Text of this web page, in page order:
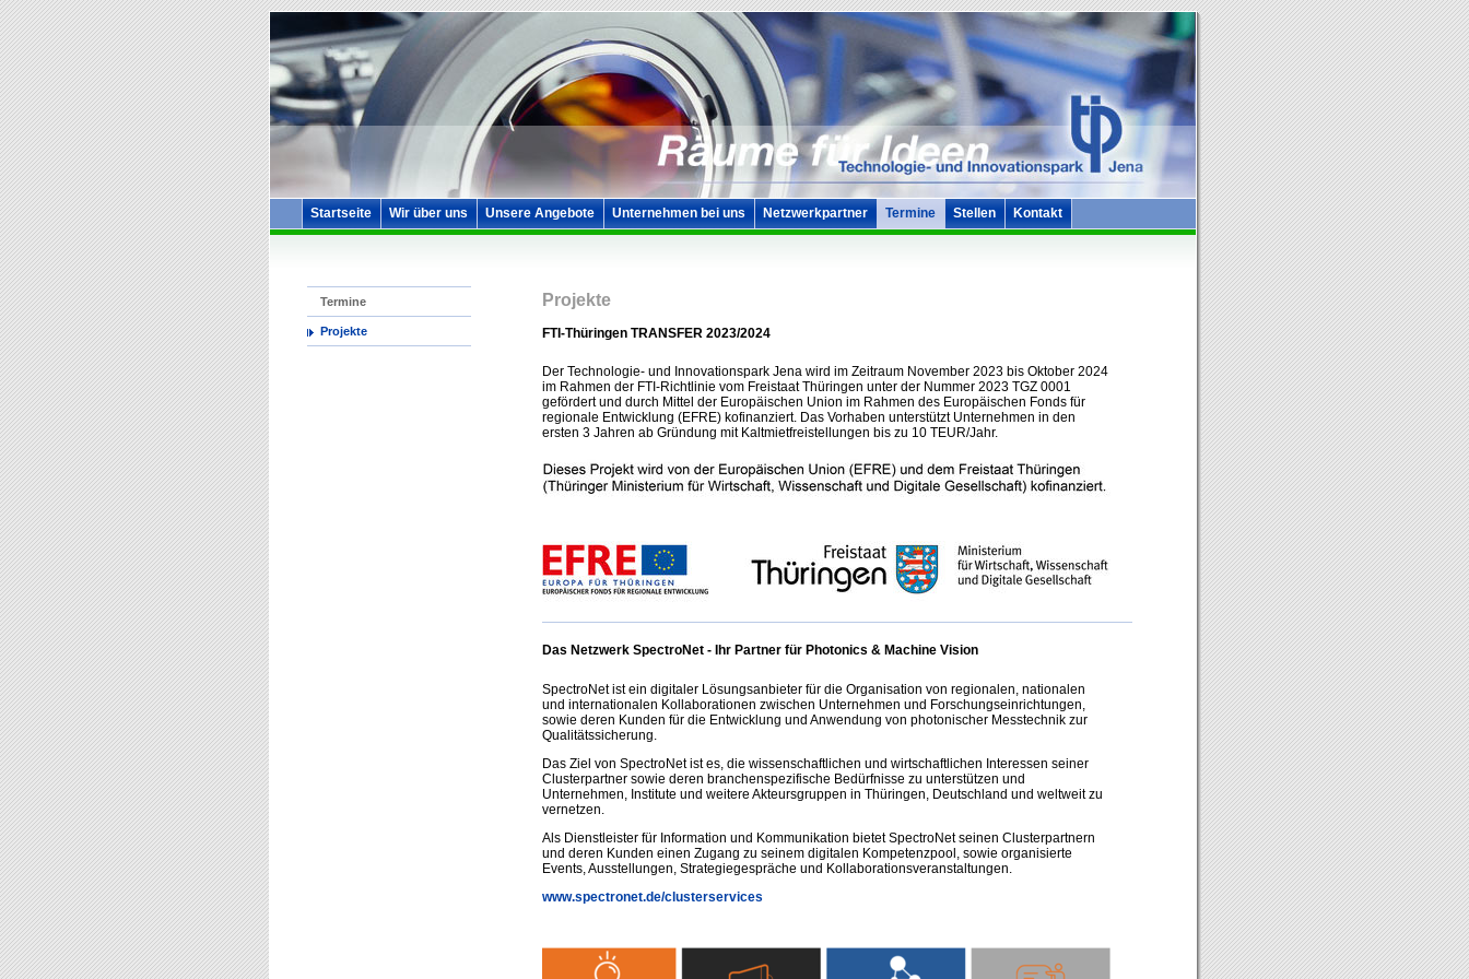
Startseite Wir über uns Unsere Angebote Unternehmen bei uns Netzwerkpartner Termine Stellen Kontakt
Termine
Projekte
Projekte
FTI-Thüringen TRANSFER 2023/2024
Der Technologie- und Innovationspark Jena wird im Zeitraum November 2023 bis Oktober 2024
im Rahmen der FTI-Richtlinie vom Freistaat Thüringen unter der Nummer 2023 TGZ 0001
gefördert und durch Mittel der Europäischen Union im Rahmen des Europäischen Fonds für
regionale Entwicklung (EFRE) kofinanziert. Das Vorhaben unterstützt Unternehmen in den
ersten 3 Jahren ab Gründung mit Kaltmietfreistellungen bis zu 10 TEUR/Jahr.
Das Netzwerk SpectroNet - Ihr Partner für Photonics & Machine Vision
SpectroNet ist ein digitaler Lösungsanbieter für die Organisation von regionalen, nationalen
und internationalen Kollaborationen zwischen Unternehmen und Forschungseinrichtungen,
sowie deren Kunden für die Entwicklung und Anwendung von photonischer Messtechnik zur
Qualitätssicherung.
Das Ziel von SpectroNet ist es, die wissenschaftlichen und wirtschaftlichen Interessen seiner
Clusterpartner sowie deren branchenspezifische Bedürfnisse zu unterstützen und
Unternehmen, Institute und weitere Akteursgruppen in Thüringen, Deutschland und weltweit zu
vernetzen.
Als Dienstleister für Information und Kommunikation bietet SpectroNet seinen Clusterpartnern
und deren Kunden einen Zugang zu seinem digitalen Kompetenzpool, sowie organisierte
Events, Ausstellungen, Strategiegespräche und Kollaborationsveranstaltungen.
www.spectronet.de/clusterservices